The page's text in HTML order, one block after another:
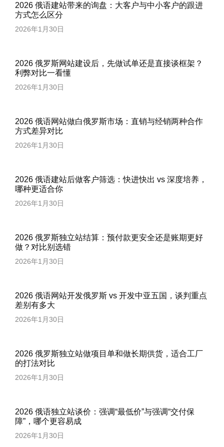
2026 俄语建站带来的询盘：大客户与中小客户的跟进
方式怎么区分
2026年1月30日
2026 俄罗斯网站建设后，先做试单还是直接谈框架？
利弊对比一看懂
2026年1月30日
2026 俄语网站做白俄罗斯市场：直销与经销两种合作
方式差异对比
2026年1月30日
2026 俄语建站后做客户筛选：快进快出 vs 深度培养，
哪种更适合你
2026年1月30日
2026 俄罗斯独立站结算：预付款更安全还是账期更好
做？对比别选错
2026年1月30日
2026 俄语网站开发俄罗斯 vs 开发中亚五国，谈判重点
差别有多大
2026年1月30日
2026 俄罗斯独立站做项目单和做长期供货，适合工厂
的打法对比
2026年1月30日
2026 俄语独立站谈价：强调“最低价”与强调“交付保
障”，哪个更容易成
2026年1月30日